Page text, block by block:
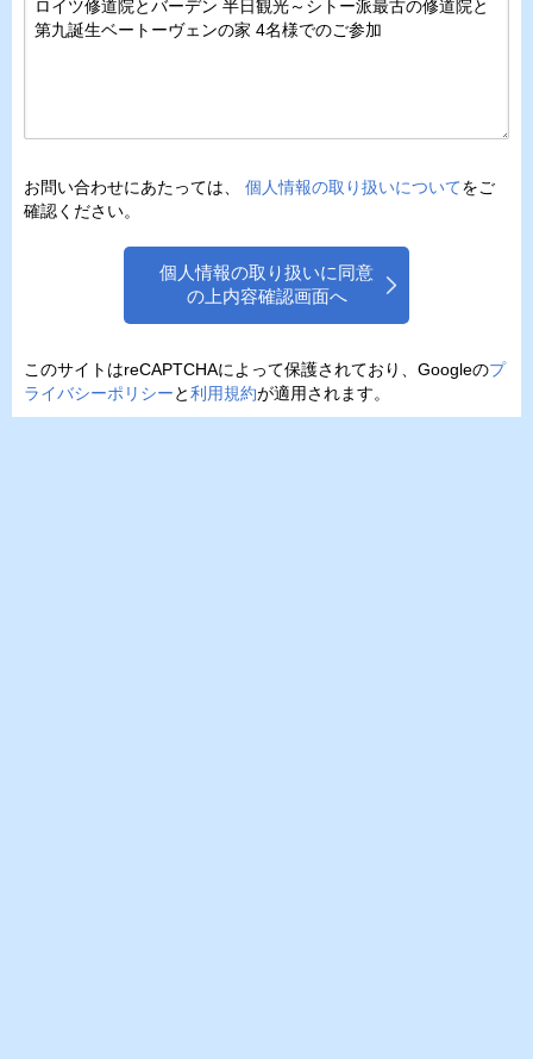
お問い合わせにあたっては、 個人情報の取り扱いについてをご
確認ください。
個人情報の取り扱いに同意
の上内容確認画面へ
このサイトはreCAPTCHAによって保護されており、Googleのプ
ライバシーポリシーと利用規約が適用されます。